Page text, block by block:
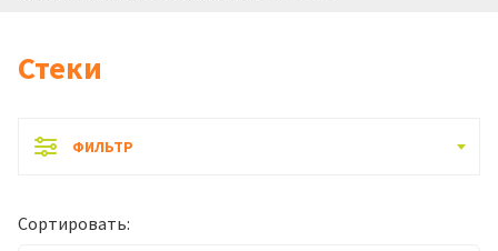
Стеки
ФИЛЬТР
Сортировать: